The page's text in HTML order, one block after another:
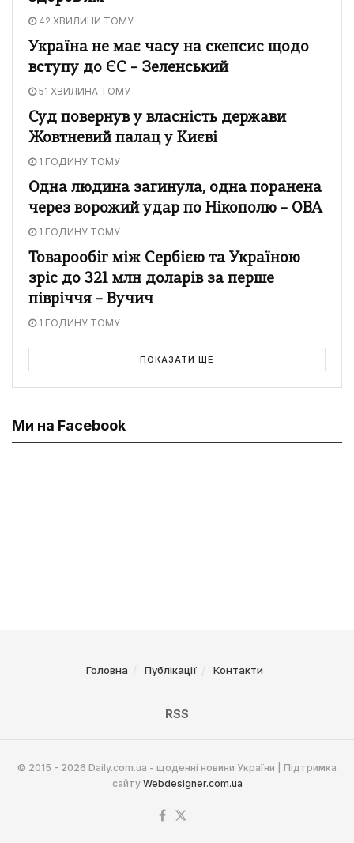
42 ХВИЛИНИ ТОМУ
Україна не має часу на скепсис щодо
вступу до ЄС – Зеленський
51 ХВИЛИНА ТОМУ
Суд повернув у власність держави
Жовтневий палац у Києві
1 ГОДИНУ ТОМУ
Одна людина загинула, одна поранена
через ворожий удар по Нікополю – ОВА
1 ГОДИНУ ТОМУ
Товарообіг між Сербією та Україною
зріс до 321 млн доларів за перше
півріччя – Вучич
1 ГОДИНУ ТОМУ
ПОКАЗАТИ ЩЕ
Ми на Facebook
Головна Публікації Контакти
RSS
© 2015 - 2026 Daily.com.ua - щоденні новини України | Підтримка
сайту Webdesigner.com.ua